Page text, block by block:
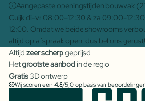
Aangepaste openingstijden bouwvak
Cuijk di-vr 08:00–12:30 & za
12:00. Omdat we beide showrooms
altijd op afspraak open, dus bel ons gerust!
Altijd zeer scherpgeprijsd
Hetgrootste aanbodin de regio
Gratis3D ontwerp
Wij scoren een 4.8/5,0 op basis van